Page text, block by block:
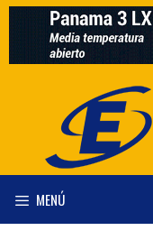
Saltar
contenido
MENÚ